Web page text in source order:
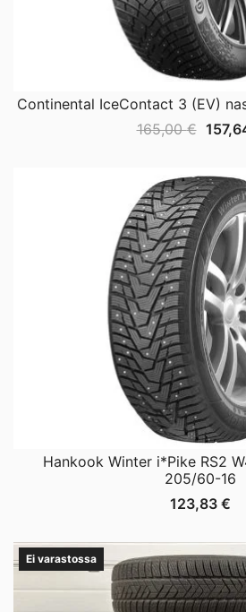
Continental IceContact 3 (EV)
165,00€
oli:
Hankook Winter i*Pike RS2
205/60-16
123,83 €
Ei varastossa